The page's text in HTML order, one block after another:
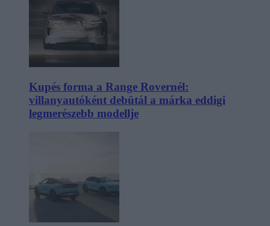
Kupés forma a Range Rovernél:
villanyautóként debütál a márka eddigi
legmerészebb modellje